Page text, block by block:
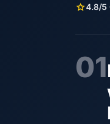
star4.8/5
01